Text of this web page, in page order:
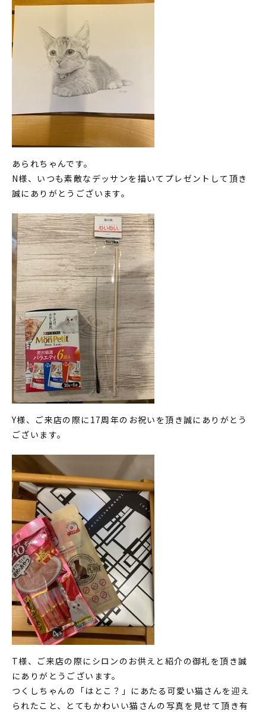
あられちゃんです。
N様、いつも素敵なデッサンを描いてプレゼントして頂き
誠にありがとうございます。
Y様、ご来店の際に17周年のお祝いを頂き誠にありがとう
ございます。
T様、ご来店の際にシロンのお供えと紹介の御礼を頂き誠
にありがとうございます。
つくしちゃんの「はとこ？」にあたる可愛い猫さんを迎え
られたこと、とてもかわいい猫さんの写真を見せて頂き有